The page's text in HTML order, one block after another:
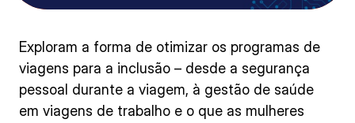
Exploram a forma de otimizar os programas de
viagens para a inclusão – desde a segurança
pessoal durante a viagem, à gestão de saúde
em viagens de trabalho e o que as mulheres